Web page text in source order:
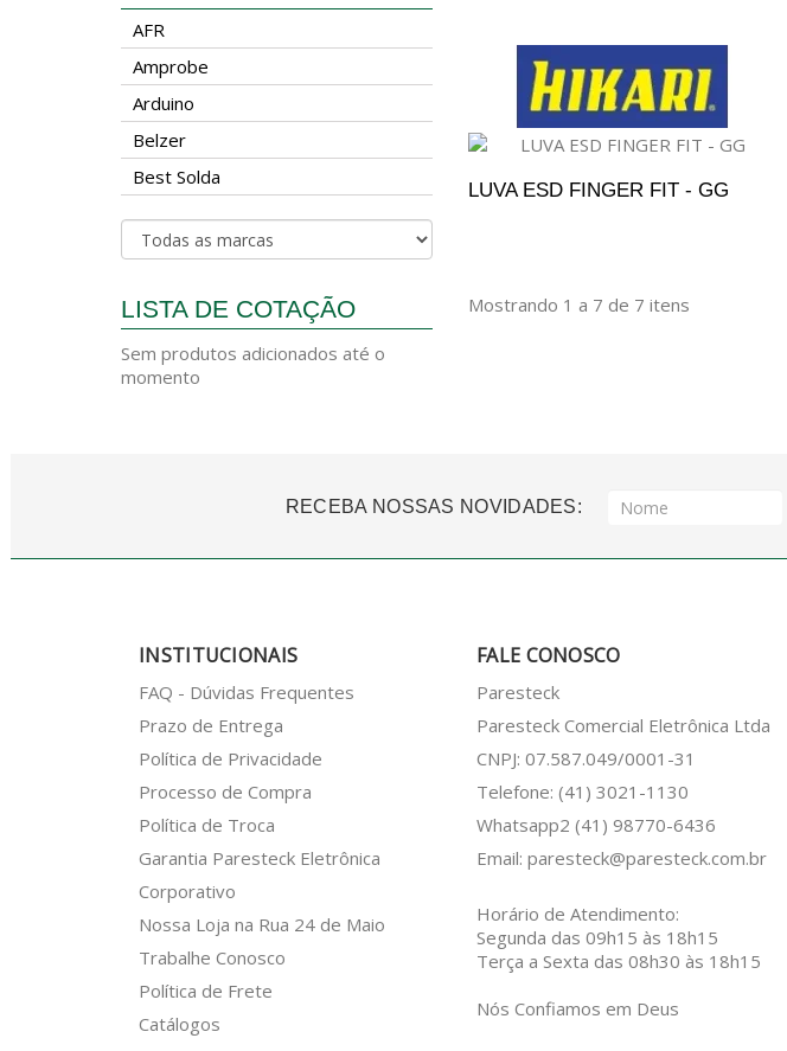
AFR
Amprobe
Arduino
Belzer
Best Solda
LISTA DE COTAÇÃO
Sem produtos adicionados até o
momento
LUVA ESD FINGER FIT - GG
Mostrando 1 a 7 de 7 itens
RECEBA NOSSAS NOVIDADES:
INSTITUCIONAIS
FAQ - Dúvidas Frequentes
Prazo de Entrega
Política de Privacidade
Processo de Compra
Política de Troca
Garantia Paresteck Eletrônica
Corporativo
Nossa Loja na Rua 24 de Maio
Trabalhe Conosco
Política de Frete
Catálogos
FALE CONOSCO
Paresteck
Paresteck Comercial Eletrônica Ltda
CNPJ: 07.587.049/0001-31
Telefone: (41) 3021-1130
Whatsapp2 (41) 98770-6436
Email: paresteck@paresteck.com.br
Horário de Atendimento:
Segunda das 09h15 às 18h15
Terça a Sexta das 08h30 às 18h15
Nós Confiamos em Deus